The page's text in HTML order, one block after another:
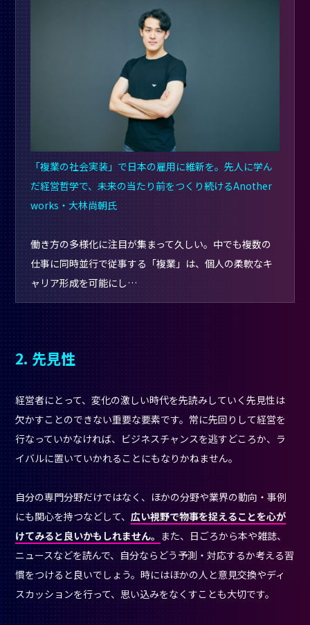
「複業の社会実装」で日本の雇用に維新を。先人に学ん
だ経営哲学で、未来の当たり前をつくり続けるAnother
works・大林尚朝氏
働き方の多様化に注目が集まって久しい。中でも複数の
仕事に同時並行で従事する「複業」は、個人の柔軟なキ
ャリア形成を可能にし…
2. 先見性
経営者にとって、変化の激しい時代を先読みしていく先見性は
欠かすことのできない重要な要素です。常に先回りして経営を
行なっていかなければ、ビジネスチャンスを逃すどころか、ラ
イバルに置いていかれることにもなりかねません。
自分の専門分野だけではなく、ほかの分野や業界の動向・事例
にも関心を持つなどして、広い視野で物事を捉えることを心が
けてみると良いかもしれません。 また、日ごろから本や雑誌、
ニュースなどを読んで、自分ならどう予測・対応するか考える習
慣をつけると良いでしょう。時にはほかの人と意見交換やディ
スカッションを行って、思い込みをなくすことも大切です。